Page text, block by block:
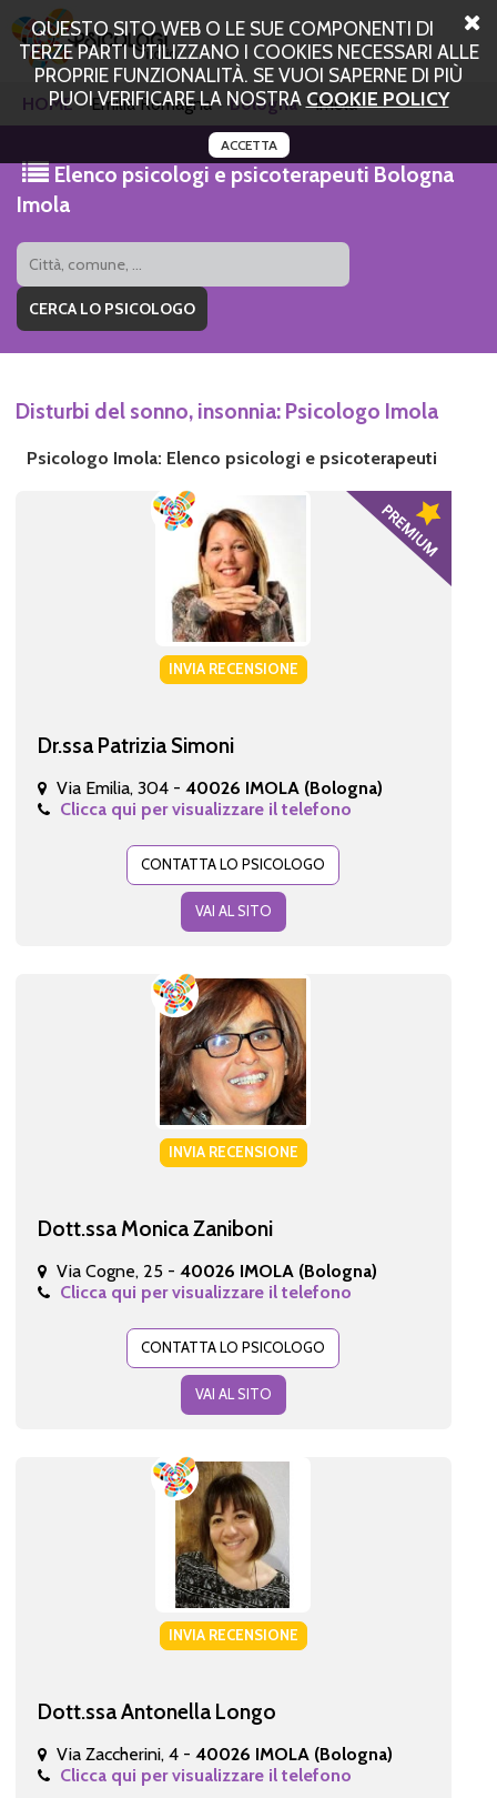
QUESTO SITO WEB O LE SUE COMPONENTI DI
TERZE PARTI UTILIZZANO I COOKIES NECESSARI ALLE
PROPRIE FUNZIONALITÀ. SE VUOI SAPERNE DI PIÙ
PUOI VERIFICARE LA NOSTRA COOKIE POLICY
ACCETTA
HOME Emilia Romagna Bologna Imola
Elenco psicologi e psicoterapeuti Bologna
Imola
Disturbi del sonno, insonnia: Psicologo Imola
Psicologo Imola: Elenco psicologi e psicoterapeuti
INVIA RECENSIONE
Dr.ssa Patrizia Simoni
Via Emilia, 304 - 40026 IMOLA (Bologna)
Clicca qui per visualizzare il telefono
CONTATTA LO PSICOLOGO
VAI AL SITO
INVIA RECENSIONE
Dott.ssa Monica Zaniboni
Via Cogne, 25 - 40026 IMOLA (Bologna)
Clicca qui per visualizzare il telefono
CONTATTA LO PSICOLOGO
VAI AL SITO
INVIA RECENSIONE
Dott.ssa Antonella Longo
Via Zaccherini, 4 - 40026 IMOLA (Bologna)
Clicca qui per visualizzare il telefono